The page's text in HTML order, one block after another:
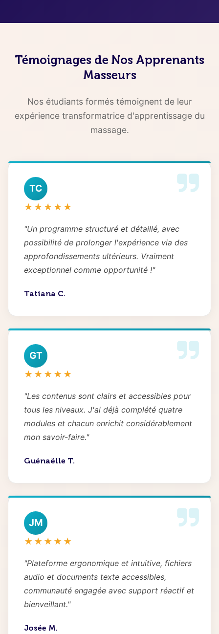
Témoignages de Nos Apprenants
Masseurs
Nos étudiants formés témoignent de leur
expérience transformatrice d'apprentissage du
massage.
TC
★★★★★
"Un programme structuré et détaillé, avec
possibilité de prolonger l'expérience via des
approfondissements ultérieurs. Vraiment
exceptionnel comme opportunité !"
Tatiana C.
GT
★★★★★
"Les contenus sont clairs et accessibles pour
tous les niveaux. J'ai déjà complété quatre
modules et chacun enrichit considérablement
mon savoir-faire."
Guénaëlle T.
JM
★★★★★
"Plateforme ergonomique et intuitive, fichiers
audio et documents texte accessibles,
communauté engagée avec support réactif et
bienveillant."
Josée M.